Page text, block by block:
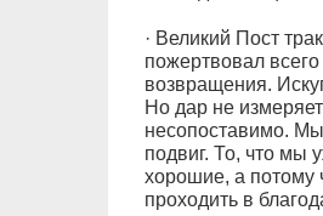
· Великий Пост
пожертвовал
возвращения.
Но дар не
несопоставимо. Мы
подвиг. То, что мы
хорошие, а потому
проходить в